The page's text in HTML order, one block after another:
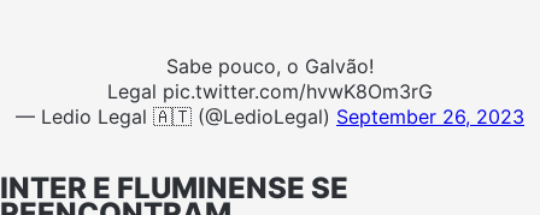
Sabe pouco, o Galvão!
Legal pic.twitter.com/hvwK8Om3rG
— Ledio Legal 🇦🇹 (@LedioLegal) September 26, 2023
INTER E FLUMINENSE SE